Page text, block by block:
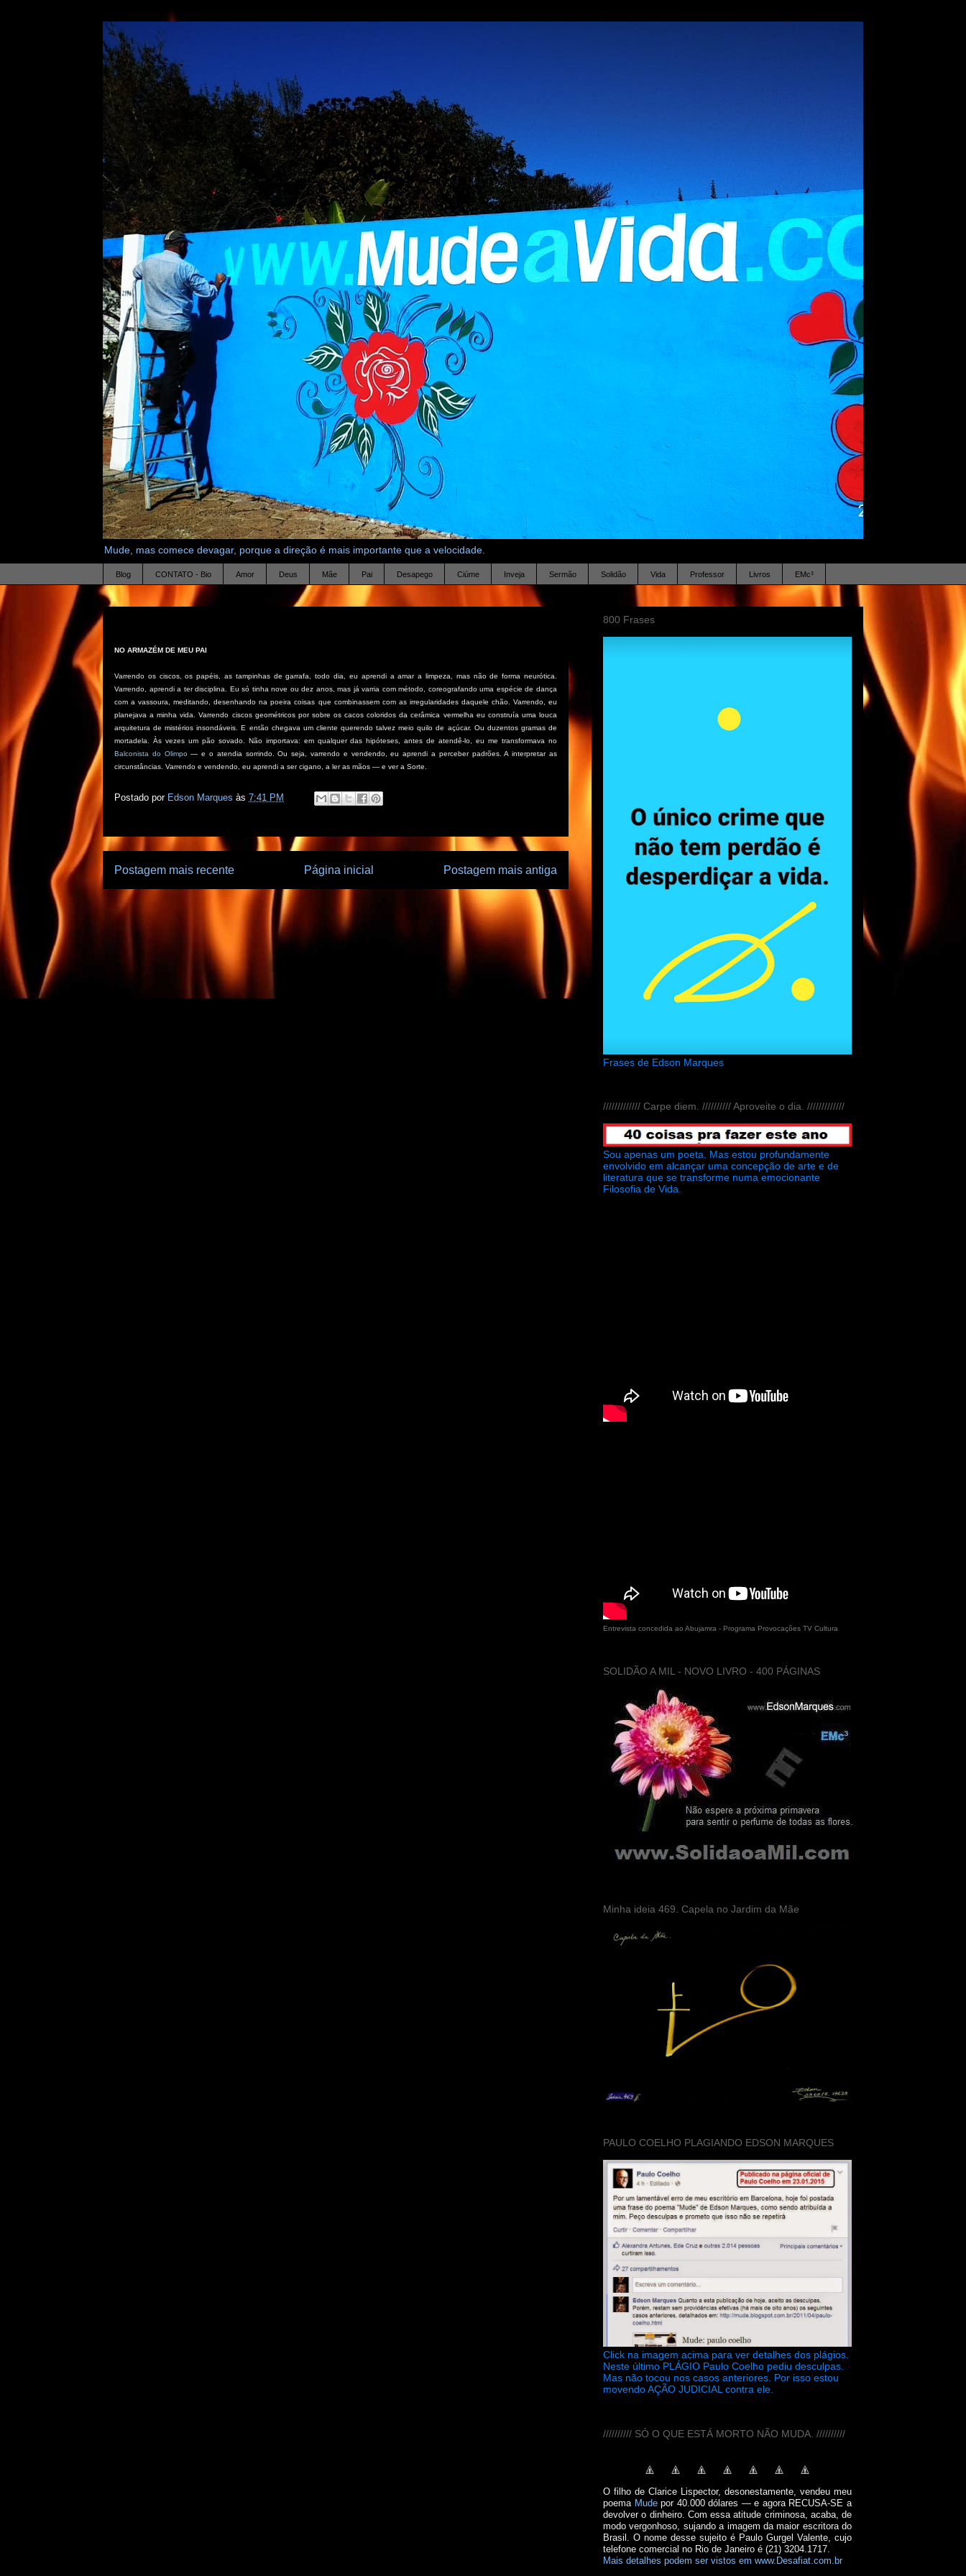
Mude, mas comece devagar, porque a direção é mais importante que a velocidade.
Blog CONTATO - Bio Amor Deus Mãe Pai Desapego Ciúme Inveja Sermão Solidão Vida Professor Livros EMc³
NO ARMAZÉM DE MEU PAI
Varrendo os ciscos, os papéis, as tampinhas de garrafa, todo dia, eu aprendi a amar a limpeza, mas não de forma neurótica.
Varrendo, aprendi a ter disciplina. Eu só tinha nove ou dez anos, mas já varria com método, coreografando uma espécie de dança
com a vassoura, meditando, desenhando na poeira coisas que combinassem com as irregularidades daquele chão. Varrendo, eu
planejava a minha vida. Varrendo ciscos geométricos por sobre os cacos coloridos da cerâmica vermelha eu construía uma louca
arquitetura de mistérios insondáveis. E então chegava um cliente querendo talvez meio quilo de açúcar. Ou duzentos gramas de
mortadela. Às vezes um pão sovado. Não importava: em qualquer das hipóteses, antes de atendê-lo, eu me transformava no
Balconista do Olimpo— e o atendia sorrindo. Ou seja, varrendo e vendendo, eu aprendi a perceber padrões. A interpretar as
circunstâncias. Varrendo e vendendo, eu aprendi a ser cigano, a ler as mãos — e ver a Sorte.
Postado por Edson Marques às 7:41 PM
Postagem mais recente Postagem mais antiga
Página inicial
800 Frases
Frases de Edson Marques
///////////// Carpe diem. ////////// Aproveite o dia. /////////////
Sou apenas um poeta. Mas estou profundamente
envolvido em alcançar uma concepção de arte e de
literatura que se transforme numa emocionante
Filosofia de Vida.
Entrevista concedida ao Abujamra - Programa Provocações TV Cultura
SOLIDÃO A MIL - NOVO LIVRO - 400 PÁGINAS
Minha ideia 469. Capela no Jardim da Mãe
PAULO COELHO PLAGIANDO EDSON MARQUES
Click na imagem acima para ver detalhes dos plágios.
Neste último PLÁGIO Paulo Coelho pediu desculpas.
Mas não tocou nos casos anteriores. Por isso estou
movendo AÇÃO JUDICIAL contra ele.
////////// SÓ O QUE ESTÁ MORTO NÃO MUDA. //////////
O filho de Clarice Lispector, desonestamente, vendeu meu
poema Mudepor 40.000 dólares — e agora RECUSA-SE a
devolver o dinheiro. Com essa atitude criminosa, acaba, de
modo vergonhoso, sujando a imagem da maior escritora do
Brasil. O nome desse sujeito é Paulo Gurgel Valente, cujo
telefone comercial no Rio de Janeiro é (21) 3204.1717.
Mais detalhes podem ser vistos em www.Desafiat.com.br